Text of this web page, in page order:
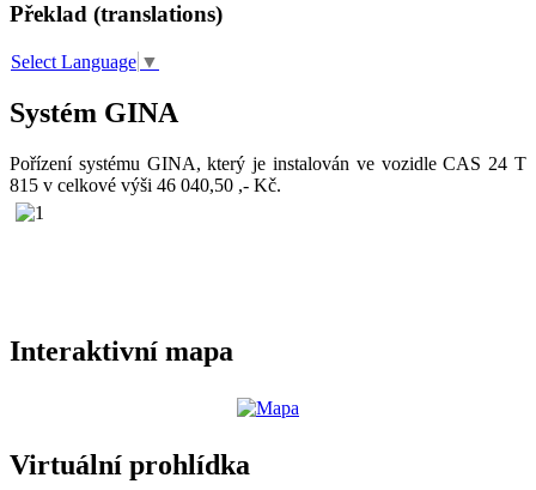
Překlad (translations)
Select Language ▼
Systém GINA
Pořízení systému GINA, který je instalován ve vozidle CAS 24 T
815 v celkové výši 46 040,50 ,- Kč.
Interaktivní mapa
Virtuální prohlídka